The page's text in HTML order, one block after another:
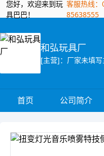
您好，欢迎来到玩
具巴巴！
客服热线：
85638555
和弘玩具厂
[主营]：厂家未填
首页 公司简介